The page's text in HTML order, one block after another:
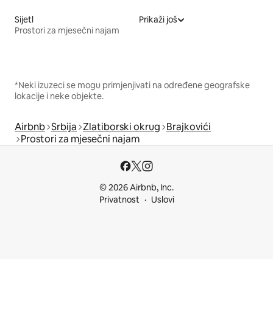
Sijetl
Prostori za mjesečni najam
Prikaži još
*Neki izuzeci se mogu primjenjivati na određene geografske
lokacije i neke objekte.
Airbnb Srbija Zlatiborski okrug Brajkovići
Prostori za mjesečni najam
© 2026 Airbnb, Inc.
Privatnost
Uslovi